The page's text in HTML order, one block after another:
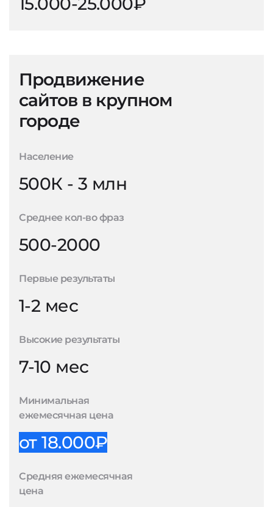
Продвижение
сайтов в крупном
городе
Население
500К - 3 млн
Среднее кол-во фраз
500-2000
Первые результаты
1-2 мес
Высокие результаты
7-10 мес
Минимальная
ежемесячная цена
от 18.000₽
Средняя ежемесячная
цена